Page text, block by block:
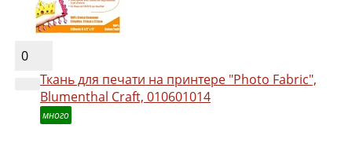
0
Ткань для печати на принтере "Photo Fabric",
Blumenthal Craft, 010601014
много